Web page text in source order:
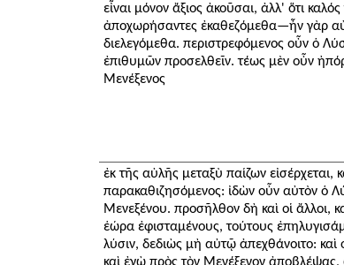
εἶναι μόνον ἄξιος ἀκοῦσαι, ἀλλ' ὅτι
ἀποχωρήσαντες ἐκαθεζόμεθα—ἦν γὰρ
διελεγόμεθα. περιστρεφόμενος οὖν ὁ
ἐπιθυμῶν προσελθεῖν. τέως μὲν οὖν
Μενέξενος
ἐκ τῆς αὐλῆς μεταξὺ παίζων εἰσέρχεται,
παρακαθιζησόμενος: ἰδὼν οὖν αὐτὸν ὁ
Μενεξένου. προσῆλθον δὴ καὶ οἱ ἄλλοι,
ἑώρα ἐφισταμένους, τούτους
λύσιν, δεδιὼς μὴ αὐτῷ ἀπεχθάνοιτο: